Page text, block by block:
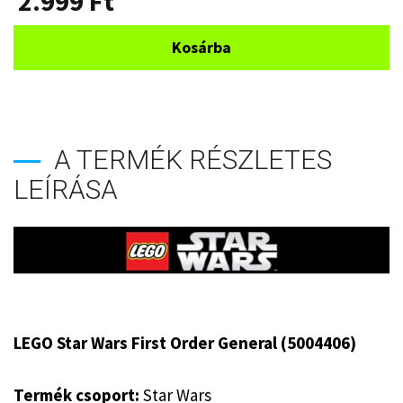
Kosárba
A TERMÉK RÉSZLETES
LEÍRÁSA
LEGO Star Wars First Order General (5004406)
Termék csoport: Star Wars